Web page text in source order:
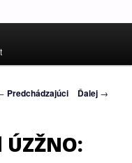
– Human
Predchádzajúci Ďalej →